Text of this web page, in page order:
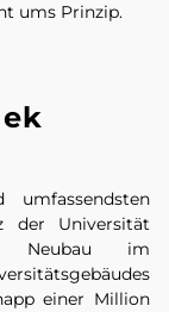
ums Prinzip.
der Universität
Neubau im
einer Million